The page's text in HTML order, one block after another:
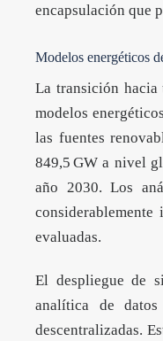
encapsulación que
Modelos energéticos
La transición hacia
modelos
las fuentes
849,5 GW a nivel
año 2030. Los
evaluadas.
El despliegue de
analítica de
descentralizadas.